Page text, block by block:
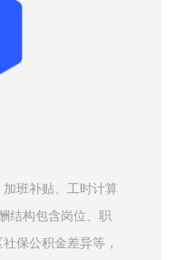
班补贴、工时计算
结构包含岗位、职
保公积金差异等，